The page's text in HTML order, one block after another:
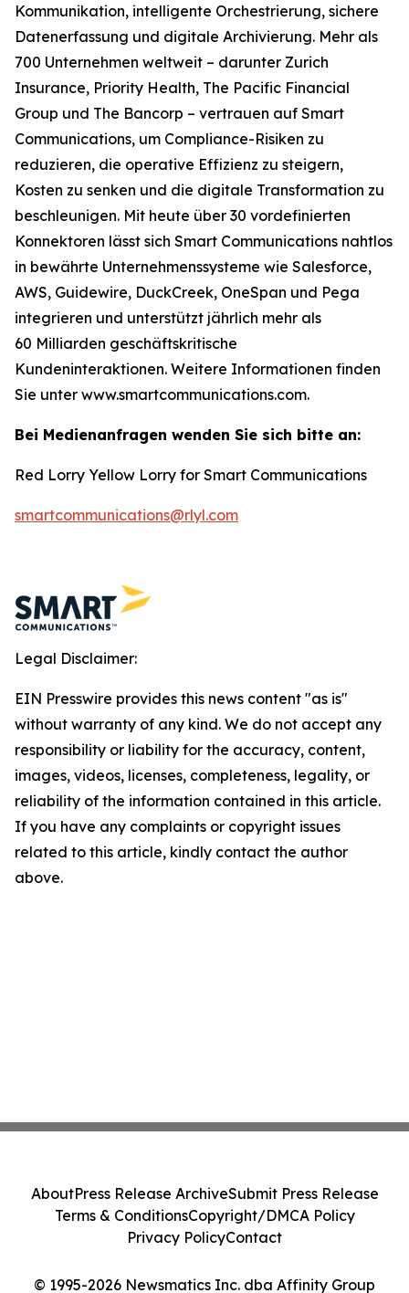
Kommunikation, intelligente Orchestrierung, sichere
Datenerfassung und digitale Archivierung. Mehr als
700 Unternehmen weltweit – darunter Zurich
Insurance, Priority Health, The Pacific Financial
Group und The Bancorp – vertrauen auf Smart
Communications, um Compliance-Risiken zu
reduzieren, die operative Effizienz zu steigern,
Kosten zu senken und die digitale Transformation zu
beschleunigen. Mit heute über 30 vordefinierten
Konnektoren lässt sich Smart Communications nahtlos
in bewährte Unternehmenssysteme wie Salesforce,
AWS, Guidewire, DuckCreek, OneSpan und Pega
integrieren und unterstützt jährlich mehr als
60 Milliarden geschäftskritische
Kundeninteraktionen. Weitere Informationen finden
Sie unter www.smartcommunications.com.
Bei Medienanfragen wenden Sie sich bitte an:
Red Lorry Yellow Lorry for Smart Communications
smartcommunications@rlyl.com
Legal Disclaimer:
EIN Presswire provides this news content "as is"
without warranty of any kind. We do not accept any
responsibility or liability for the accuracy, content,
images, videos, licenses, completeness, legality, or
reliability of the information contained in this article.
If you have any complaints or copyright issues
related to this article, kindly contact the author
above.
© 1995-2026 Newsmatics Inc. dba Affinity Group
AboutPress Release ArchiveSubmit Press Release
Terms & ConditionsCopyright/DMCA Policy
Privacy PolicyContact